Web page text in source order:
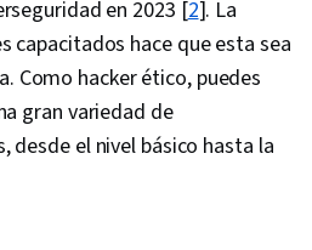
en 2023 [2]. La
capacitados hace que esta sea
Como hacker ético, puedes
gran variedad de
desde el nivel básico hasta la